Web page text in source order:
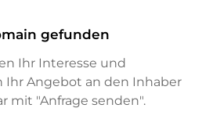
gefunden
Ihr Interesse und
Angebot an den Inhaber
mit "Anfrage senden".